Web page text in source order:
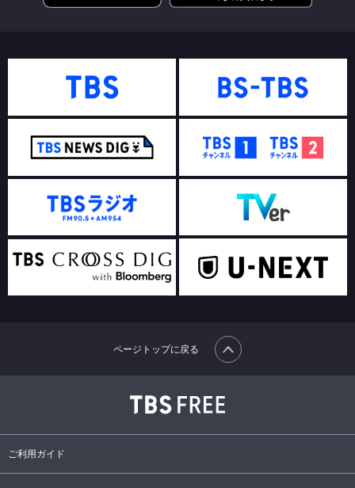
ご利用ガイド
ページトップに戻る